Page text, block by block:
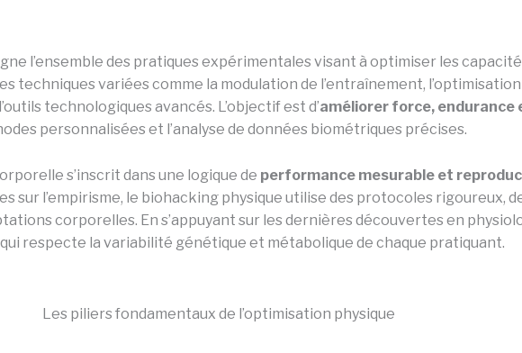
l’ensemble des pratiques expérimentales visant à optimiser les
techniques variées comme la modulation de l’entraînement,
technologiques avancés. L’objectif est d’améliorer force, endurance
personnalisées et l’analyse de données biométriques précises.
s’inscrit dans une logique de performance mesurable et
sur l’empirisme, le biohacking physique utilise des protocoles rigoureux,
corporelles. En s’appuyant sur les dernières découvertes en
respecte la variabilité génétique et métabolique de chaque pratiquant.
Les piliers fondamentaux de l’optimisation physique